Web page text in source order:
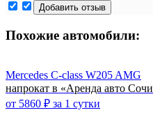
Похожие автомобили:
Mercedes C-class W205 AMG
напрокат в «Аренда авто
от 5860 ₽ за 1 сутки